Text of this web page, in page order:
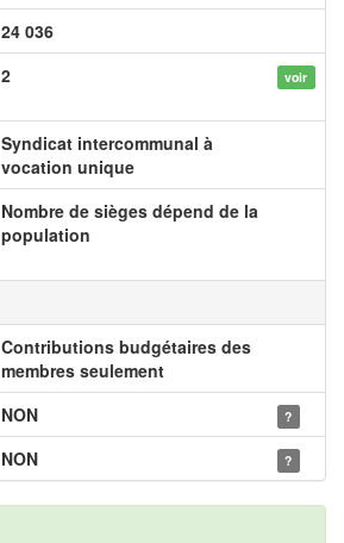
24 036
2 voir
Syndicat intercommunal à
vocation unique
Nombre de sièges dépend de la
population
Contributions budgétaires des
membres seulement
NON ?
NON ?